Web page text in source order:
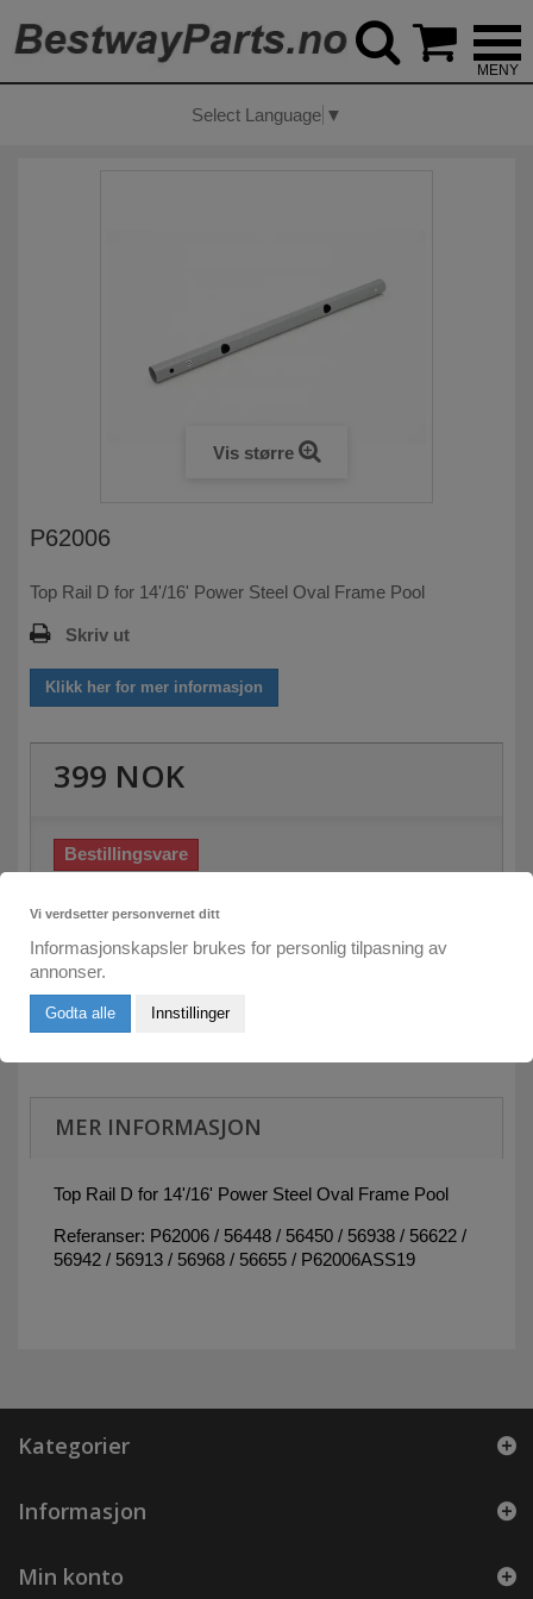
Select Language ▼
Vis større
P62006
Top Rail D for 14'/16' Power Steel Oval Frame Pool
Skriv ut
Klikk her for mer informasjon
399 NOK
Bestillingsvare
Send meg e-post om leveringstid
MER INFORMASJON
Top Rail D for 14'/16' Power Steel Oval Frame Pool
Referanser: P62006 / 56448 / 56450 / 56938 / 56622 /
56942 / 56913 / 56968 / 56655 / P62006ASS19
Kategorier
Informasjon
Min konto
Vi verdsetter personvernet ditt
Informasjonskapsler brukes for personlig tilpasning av
annonser.
Godta alle Innstillinger
 